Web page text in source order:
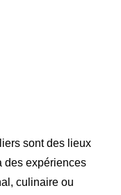
sont des lieux
des expériences
culinaire ou